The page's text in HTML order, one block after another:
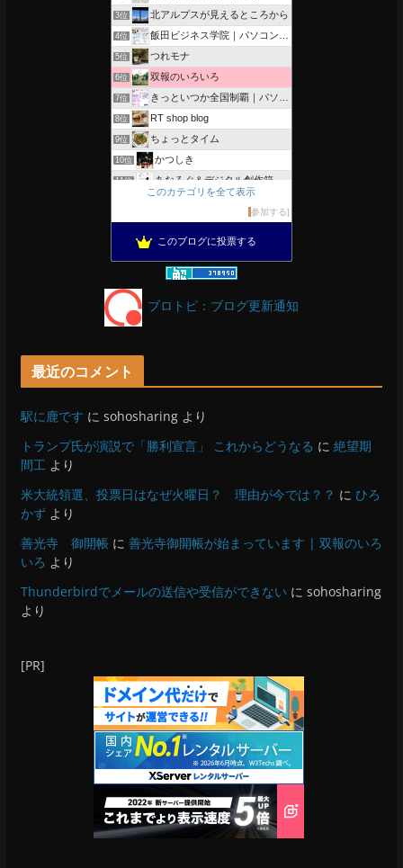
3位 北アルプスが見えるところから
4位 飯田ビジネス学院｜パソコン、簿記、公共職業訓練と求職者支援
5位 つれモナ
6位 双報のいろいろ
7位 きっといつか全国制覇｜パソコン教室、簿記教室のスタッフブログ
8位 RT shop blog
9位 ちょっとタイム
10位 かつしき
11位 あなろぐ＆デジタル創作箱
軽井沢まったり生活 柴犬とともに
13位 がんばれ長野
OESセｴラ＆レイラ何気ない風景
15位 のんびりいこうよ！
このカテゴリを全て表示
参加する
このブログに投票する
ブロトピ：ブログ更新通知
最近のコメント
駅に鹿です に sohosharingより
トランプ氏が演説で「勝利宣言」 これからどうなる に 絶望期
間工 より
米大統領選、投票日はなぜ火曜日？ 理由が今では？？ に ひろ
かずより
善光寺 御開帳 に 善光寺御開帳が始まっています | 双報のいろ
いろ より
Thunderbirdでメールの送信や受信ができない に sohosharing
より
[PR]